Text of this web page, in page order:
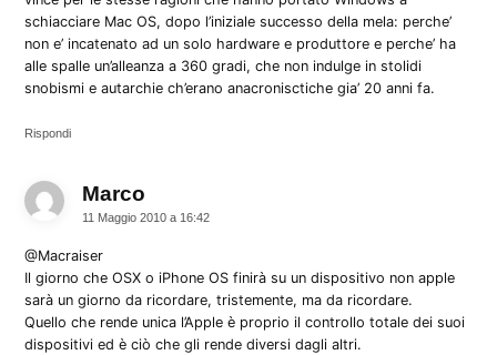
schiacciare Mac OS, dopo l’iniziale successo della mela: perche’
non e’ incatenato ad un solo hardware e produttore e perche’ ha
alle spalle un’alleanza a 360 gradi, che non indulge in stolidi
snobismi e autarchie ch’erano anacronisctiche gia’ 20 anni fa.
Rispondi
Marco
11 Maggio 2010 a 16:42
@Macraiser
Il giorno che OSX o iPhone OS finirà su un dispositivo non apple
sarà un giorno da ricordare, tristemente, ma da ricordare.
Quello che rende unica l’Apple è proprio il controllo totale dei suoi
dispositivi ed è ciò che gli rende diversi dagli altri.